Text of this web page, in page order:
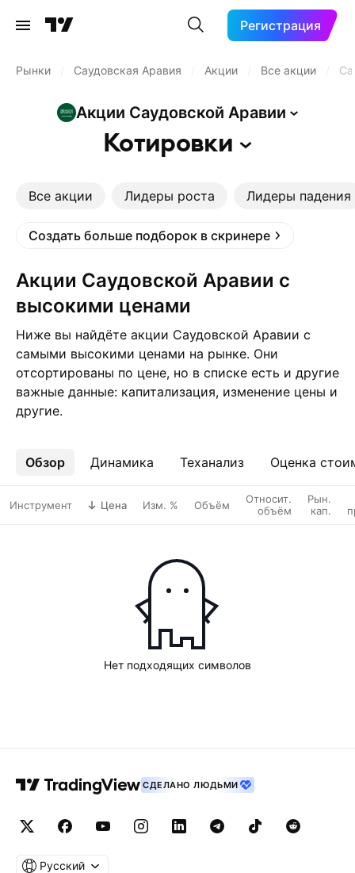
Регистрация
Рынки Саудовская Аравия Акции Все акции
Акции Саудовской Аравии
Котировки
Все акции Лидеры роста Лидеры падения
Создать больше подборок в скринере
Акции Саудовской Аравии с
высокими ценами
Ниже вы найдёте акции Саудовской Аравии с
самыми высокими ценами на рынке. Они
отсортированы по цене, но в списке есть и другие
важные данные: капитализация, изменение цены и
другие.
Обзор Динамика Теханализ Оценка
Ещё
Инструмент Цена Изм. % Объём
Относит.
объём
Рын.
кап.
Нет подходящих символов
СДЕЛАНО ЛЮДЬМИ
Русский